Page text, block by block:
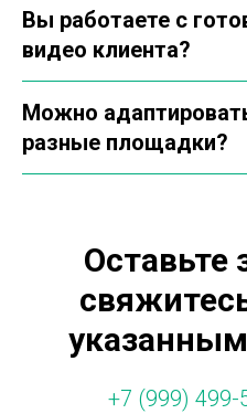
Вы работаете с
видео клиента?
Можно
разные площадки?
Оставьте
+7 (999) 499-